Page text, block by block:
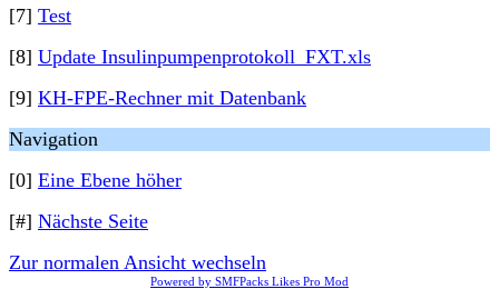
[7] Test
[8] Update Insulinpumpenprotokoll_FXT.xls
[9] KH-FPE-Rechner mit Datenbank
Navigation
[0] Eine Ebene höher
[#] Nächste Seite
Zur normalen Ansicht wechseln
Powered by SMFPacks Likes Pro Mod